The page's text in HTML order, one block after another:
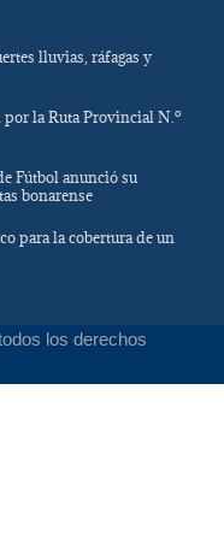
lluvias, ráfagas y
la Ruta Provincial N.º
Fútbol anunció su
bonarense
para la cobertura de un
los derechos